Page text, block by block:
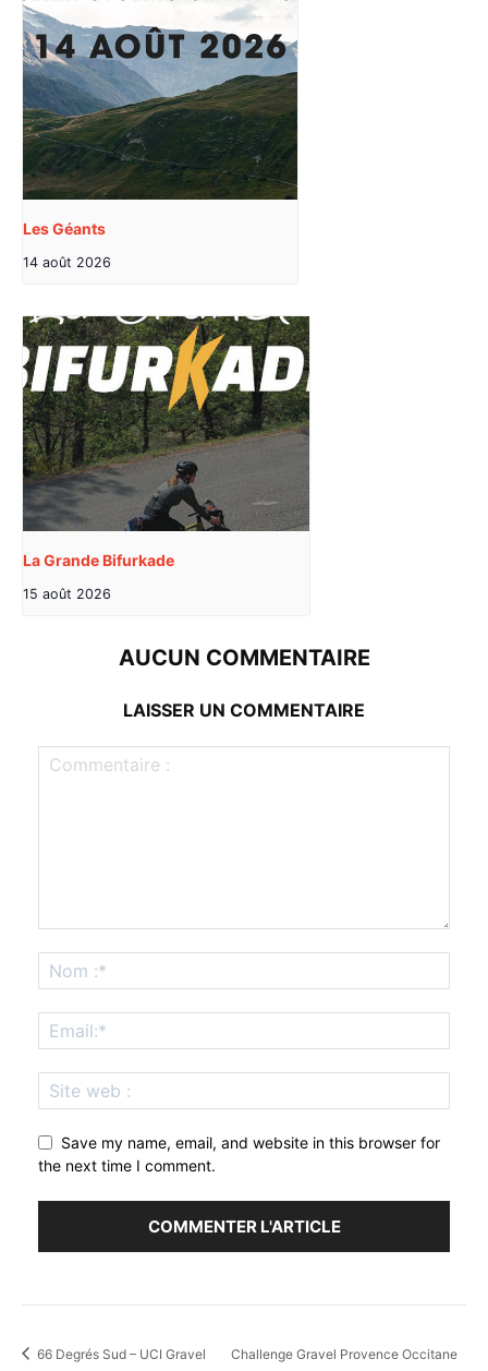
Les Géants
14 août 2026
La Grande Bifurkade
15 août 2026
AUCUN COMMENTAIRE
LAISSER UN COMMENTAIRE
Save my name, email, and website in this browser for
the next time I comment.
66 Degrés Sud – UCI Gravel
Challenge Gravel Provence Occitane